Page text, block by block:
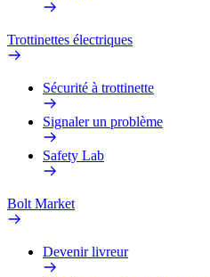
Trottinettes électriques
Sécurité à trottinette
Signaler un problème
Safety Lab
Bolt Market
Devenir livreur